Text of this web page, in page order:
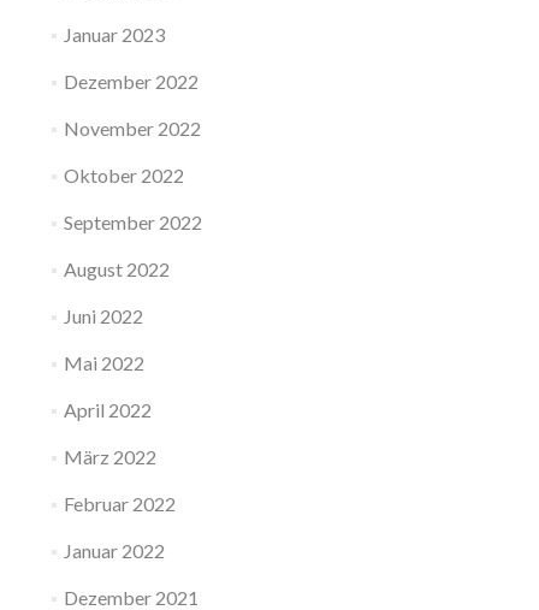
Januar 2023
Dezember 2022
November 2022
Oktober 2022
September 2022
August 2022
Juni 2022
Mai 2022
April 2022
März 2022
Februar 2022
Januar 2022
Dezember 2021